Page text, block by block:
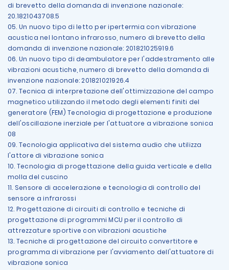
di brevetto della domanda di invenzione nazionale:
20.1821043708.5
05. Un nuovo tipo di letto per ipertermia con vibrazione
acustica nel lontano infrarosso, numero di brevetto della
domanda di invenzione nazionale: 201821025919.6
06. Un nuovo tipo di deambulatore per l'addestramento alle
vibrazioni acustiche, numero di brevetto della domanda di
invenzione nazionale: 201821021926.4
07. Tecnica di interpretazione dell'ottimizzazione del campo
magnetico utilizzando il metodo degli elementi finiti del
generatore (FEM) Tecnologia di progettazione e produzione
dell'oscillazione inerziale per l'attuatore a vibrazione sonica
08
09. Tecnologia applicativa del sistema audio che utilizza
l'attore di vibrazione sonica
10. Tecnologia di progettazione della guida verticale e della
molla del cuscino
11. Sensore di accelerazione e tecnologia di controllo del
sensore a infrarossi
12. Progettazione di circuiti di controllo e tecniche di
progettazione di programmi MCU per il controllo di
attrezzature sportive con vibrazioni acustiche
13. Tecniche di progettazione del circuito convertitore e
programma di vibrazione per l'avviamento dell'attuatore di
vibrazione sonica